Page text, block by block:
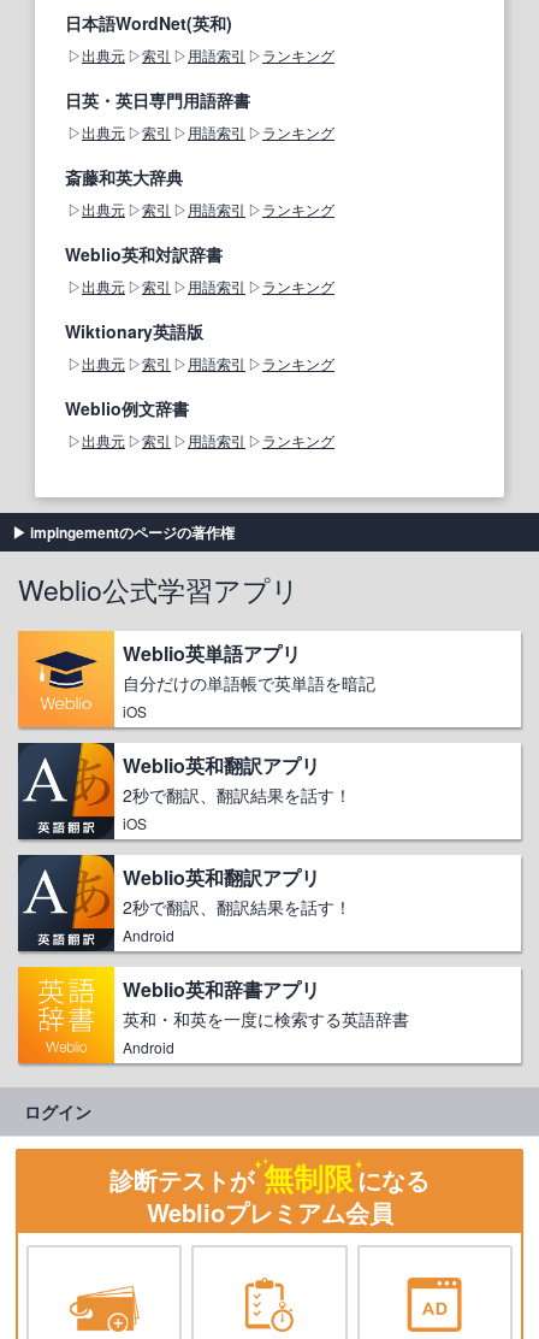
日本語WordNet(英和)
出典元 索引 用語索引 ランキング
日英・英日専門用語辞書
出典元 索引 用語索引 ランキング
斎藤和英大辞典
出典元 索引 用語索引 ランキング
Weblio英和対訳辞書
出典元 索引 用語索引 ランキング
Wiktionary英語版
出典元 索引 用語索引 ランキング
Weblio例文辞書
出典元 索引 用語索引 ランキング
impingementのページの著作権
Weblio公式学習アプリ
Weblio英単語アプリ
自分だけの単語帳で英単語を暗記
iOS
Weblio英和翻訳アプリ
2秒で翻訳、翻訳結果を話す！
iOS
Weblio英和翻訳アプリ
2秒で翻訳、翻訳結果を話す！
Android
Weblio英和辞書アプリ
英和・和英を一度に検索する英語辞書
Android
ログイン
診断テストが 無制限になる
Weblioプレミアム会員